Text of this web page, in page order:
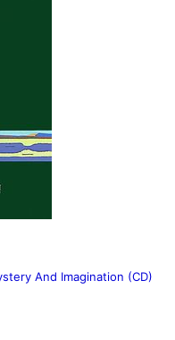
And Imagination (CD)